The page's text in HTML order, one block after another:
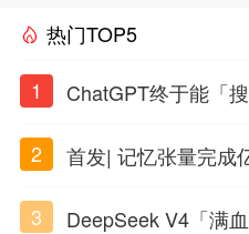
热门TOP5
1
ChatGPT终于能「
2
首发| 记忆张量完成
3
DeepSeek V4「满